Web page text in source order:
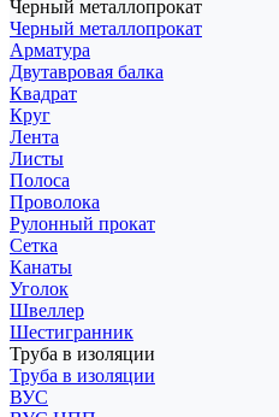
Черный металлопрокат
Черный металлопрокат
Арматура
Двутавровая балка
Квадрат
Круг
Лента
Листы
Полоса
Проволока
Рулонный прокат
Сетка
Канаты
Уголок
Швеллер
Шестигранник
Труба в изоляции
Труба в изоляции
ВУС